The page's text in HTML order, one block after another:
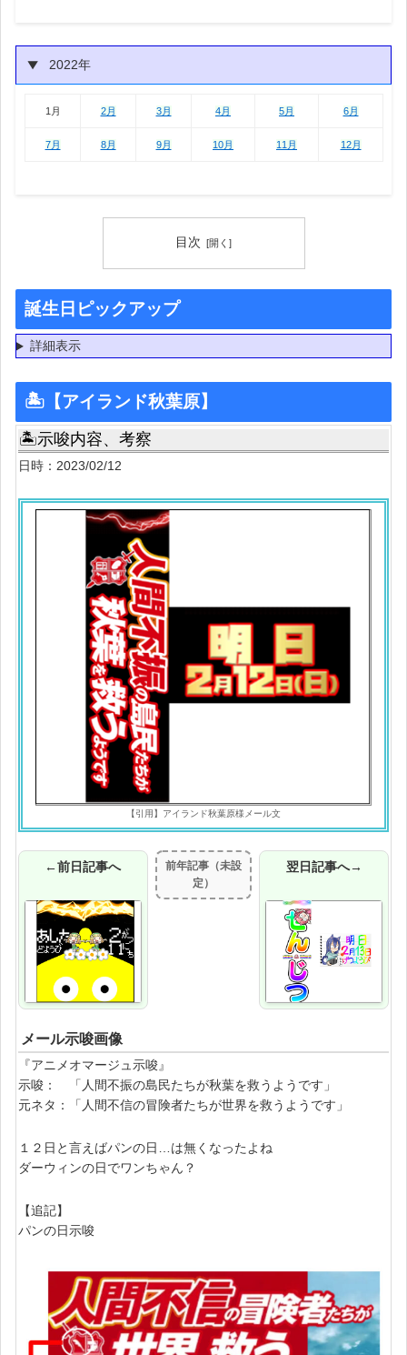
2022年
1月 2月 3月 4月 5月 6月
7月 8月 9月 10月 11月 12月
目次
誕生日ピックアップ
詳細表示
🏝【アイランド秋葉原】
🏝示唆内容、考察
日時：2023/02/12
【引用】アイランド秋葉原様メール文
←前日記事へ
前年記事（未設
定）
翌日記事へ→
メール示唆画像
『アニメオマージュ示唆』
示唆： 「人間不振の島民たちが秋葉を救うようです」
元ネタ：「人間不信の冒険者たちが世界を救うようです」
１２日と言えばパンの日…は無くなったよね
ダーウィンの日でワンちゃん？
【追記】
パンの日示唆